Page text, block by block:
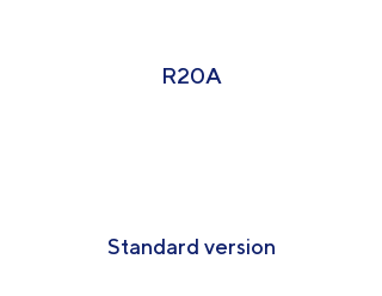
R20A
Standard version